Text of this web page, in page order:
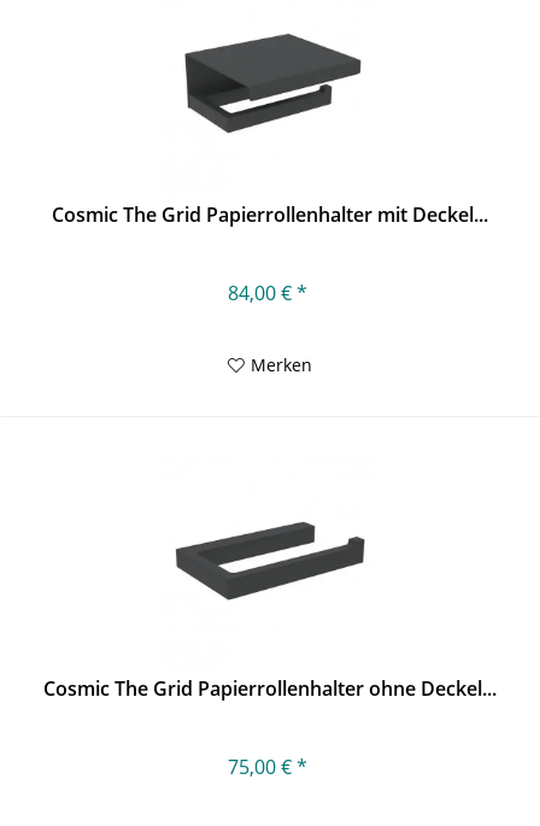
Cosmic The Grid Papierrollenhalter mit Deckel...
84,00 € *
Merken
Cosmic The Grid Papierrollenhalter ohne Deckel...
75,00 € *